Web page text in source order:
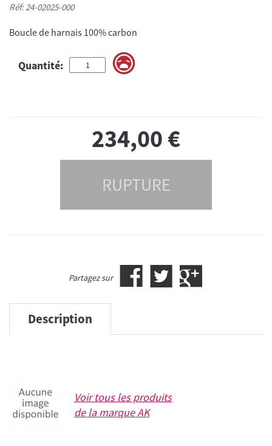
Réf: 24-02025-000
Boucle de harnais 100% carbon
Quantité:
234,00€
RUPTURE
Partagez sur
Description
Voir tous les produits
de la marqueAK